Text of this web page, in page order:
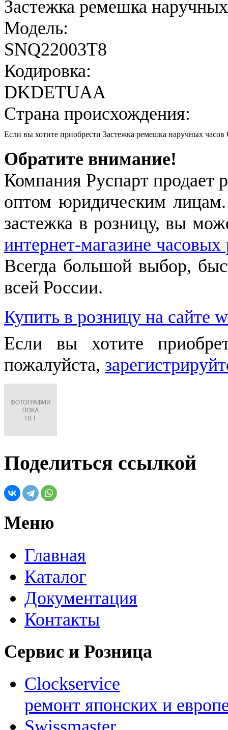
Застежка ремешка
Модель:
SNQ22003T8
Кодировка:
DKDETUAA
Страна происхождения:
Если вы хотите приобрести Застежка ремешка наручных
Обратите внимание!
Компания Руспарт продает
оптом юридическим
застежка в розницу, вы
интернет-магазине
Всегда большой выбор,
всей России.
Купить в розницу на сайте
Если вы хотите
пожалуйста,
Поделиться ссылкой
Меню
Главная
Каталог
Документация
Контакты
Сервис и Розница
Clockservice
ремонт японских и